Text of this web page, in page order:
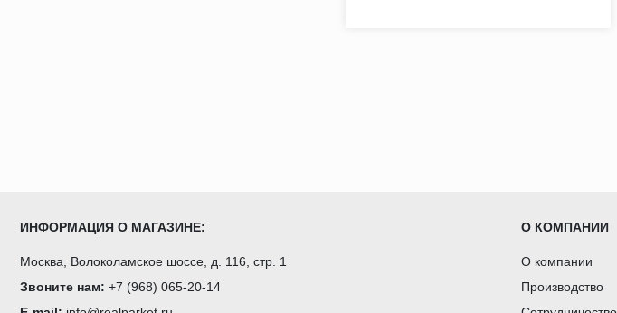
ИНФОРМАЦИЯ О МАГАЗИНЕ:
Москва, Волоколамское шоссе, д. 116, стр. 1
Звоните нам: +7 (968) 065-20-14
О КОМПАНИИ
О компании
Производство